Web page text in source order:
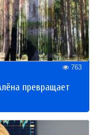
763
превращает